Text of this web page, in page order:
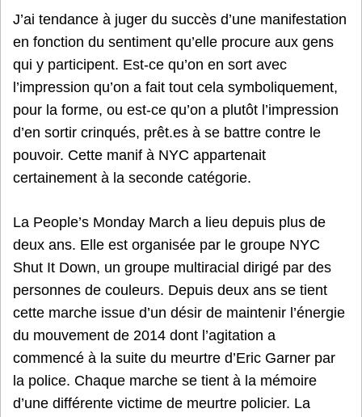
J’ai tendance à juger du succès d’une manifestation
en fonction du sentiment qu’elle procure aux gens
qui y participent. Est-ce qu’on en sort avec
l’impression qu’on a fait tout cela symboliquement,
pour la forme, ou est-ce qu’on a plutôt l’impression
d’en sortir crinqués, prêt.es à se battre contre le
pouvoir. Cette manif à NYC appartenait
certainement à la seconde catégorie.
La People’s Monday March a lieu depuis plus de
deux ans. Elle est organisée par le groupe NYC
Shut It Down, un groupe multiracial dirigé par des
personnes de couleurs. Depuis deux ans se tient
cette marche issue d’un désir de maintenir l’énergie
du mouvement de 2014 dont l’agitation a
commencé à la suite du meurtre d’Eric Garner par
la police. Chaque marche se tient à la mémoire
d’une différente victime de meurtre policier. La